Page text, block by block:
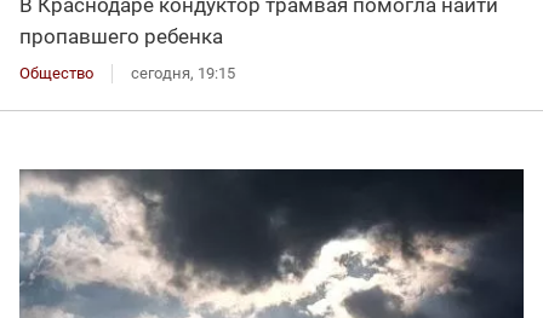
пропавшего ребенка
Общество сегодня, 19:15